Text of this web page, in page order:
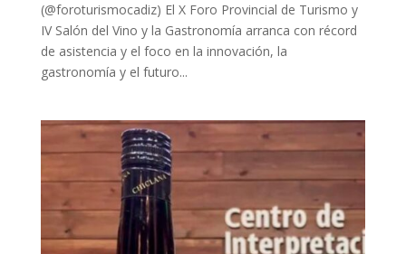
(@foroturismocadiz) El X Foro Provincial de Turismo y
IV Salón del Vino y la Gastronomía arranca con récord
de asistencia y el foco en la innovación, la
gastronomía y el futuro...